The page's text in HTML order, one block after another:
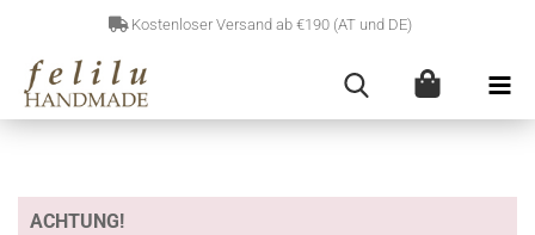
Kostenloser Versand ab €190 (AT und DE)
ACHTUNG!